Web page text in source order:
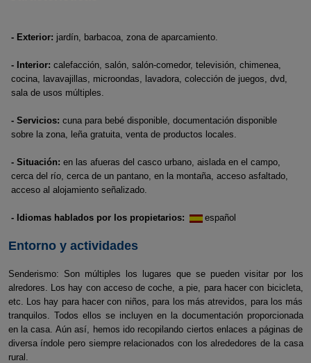
- Exterior: jardín, barbacoa, zona de aparcamiento.
- Interior: calefacción, salón, salón-comedor, televisión, chimenea,
cocina, lavavajillas, microondas, lavadora, colección de juegos, dvd,
sala de usos múltiples.
- Servicios: cuna para bebé disponible, documentación disponible
sobre la zona, leña gratuita, venta de productos locales.
- Situación: en las afueras del casco urbano, aislada en el campo,
cerca del río, cerca de un pantano, en la montaña, acceso asfaltado,
acceso al alojamiento señalizado.
- Idiomas hablados por los propietarios: español
Entorno y actividades
Senderismo: Son múltiples los lugares que se pueden visitar por los
alredores. Los hay con acceso de coche, a pie, para hacer con bicicleta,
etc. Los hay para hacer con niños, para los más atrevidos, para los más
tranquilos. Todos ellos se incluyen en la documentación proporcionada
en la casa. Aún así, hemos ido recopilando ciertos enlaces a páginas de
diversa índole pero siempre relacionados con los alrededores de la casa
rural.